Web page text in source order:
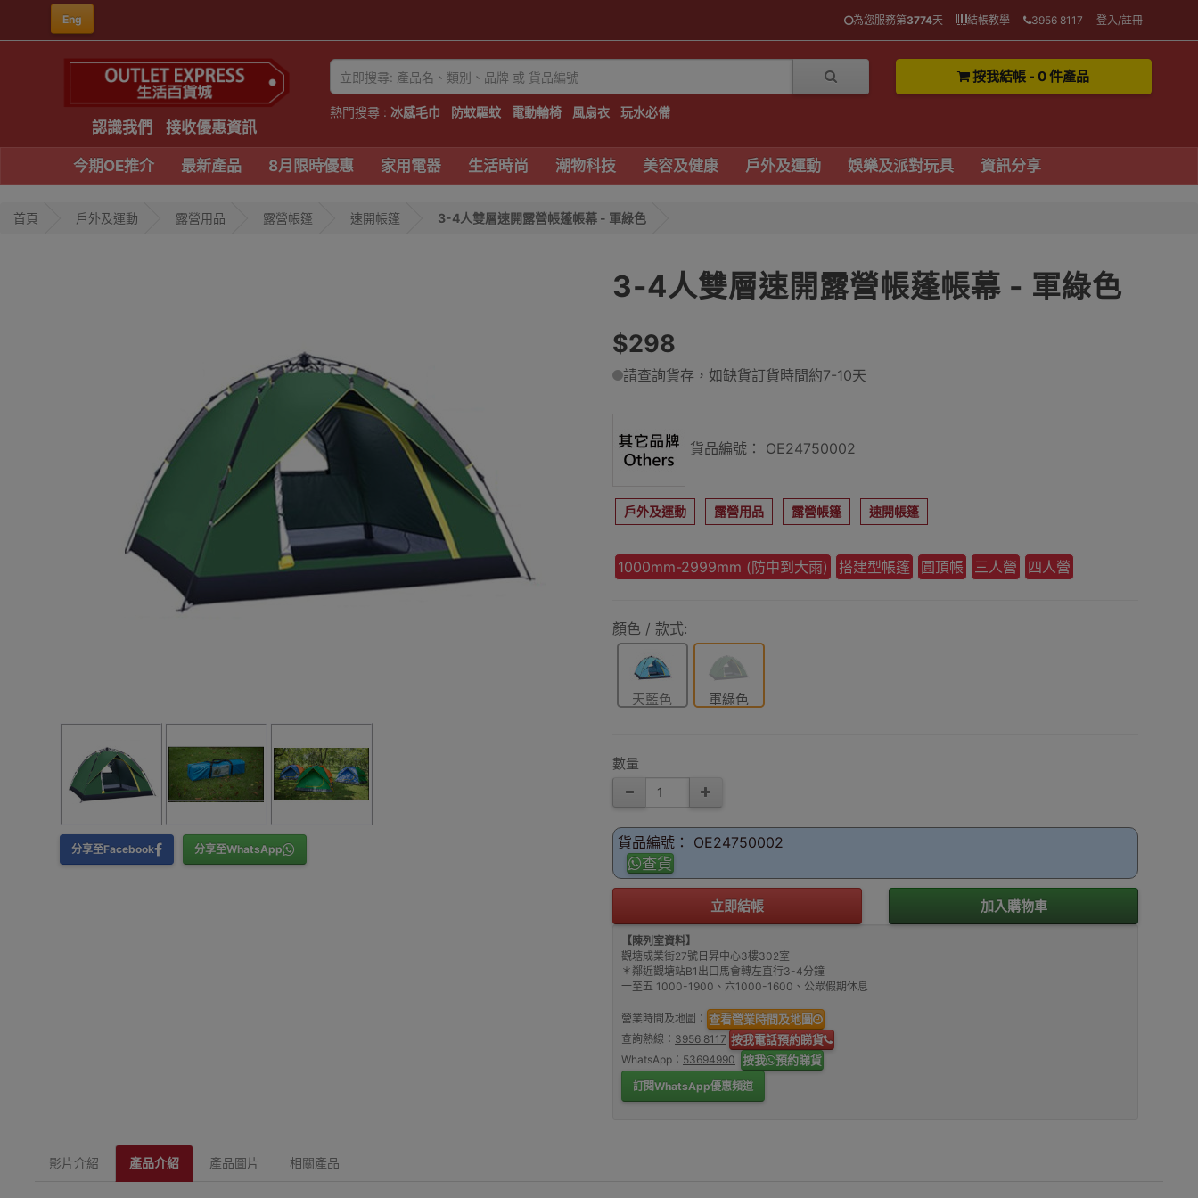
Eng 為您服務第3774天 結帳教學 3956 8117 登入/註冊
認識我們 接收優惠資訊
熱門搜尋 : 冰感毛巾 防蚊驅蚊 電動輪椅 風扇衣 玩水必備
按我結帳 - 0 件產品
今期OE推介 最新產品 8月限時優惠 家用電器 生活時尚 潮物科技 美容及健康 戶外及運動 娛樂及派對玩具 資訊分享
首頁 戶外及運動 露營用品 露營帳篷 速開帳篷 3-4人雙層速開露營帳蓬帳幕 - 軍綠色
分享至Facebook 分享至WhatsApp
3-4人雙層速開露營帳蓬帳幕 - 軍綠色
$298
請查詢貨存，如缺貨訂貨時間約7-10天
貨品編號： OE24750002
戶外及運動 露營用品 露營帳篷 速開帳篷
1000mm-2999mm (防中到大雨) 搭建型帳篷 圓頂帳 三人營 四人營
顏色 / 款式:
天藍色 軍綠色
數量
貨品編號： OE24750002
查貨
立即結帳 加入購物車
【陳列室資料】
觀塘成業街27號日昇中心3樓302室
＊鄰近觀塘站B1出口馬會轉左直行3-4分鐘
一至五 1000-1900、六1000-1600、公眾假期休息
營業時間及地圖： 查看營業時間及地圖
查詢熱線： 3956 8117 按我電話預約睇貨
WhatsApp： 53694990 按我 預約睇貨
訂閱WhatsApp優惠頻道
影片介紹 產品介紹 產品圖片 相關產品